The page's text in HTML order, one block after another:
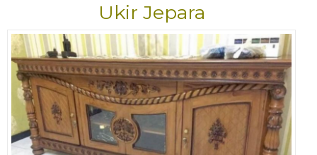
Ukir Jepara